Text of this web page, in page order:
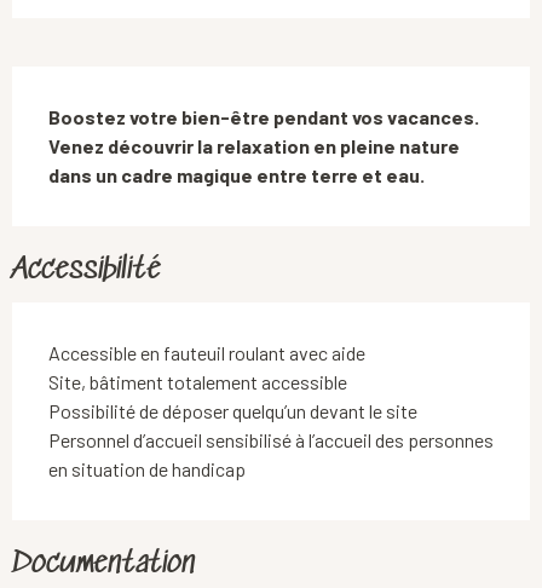
Boostez votre bien-être pendant vos vacances.
Venez découvrir la relaxation en pleine nature
dans un cadre magique entre terre et eau.
Accessibilité
Accessible en fauteuil roulant avec aide
Site, bâtiment totalement accessible
Possibilité de déposer quelqu’un devant le site
Personnel d’accueil sensibilisé à l’accueil des personnes
en situation de handicap
Documentation